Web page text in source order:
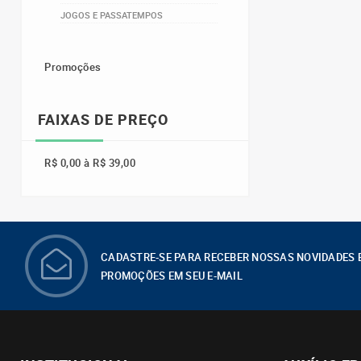
JOGOS E PASSATEMPOS
Promoções
FAIXAS DE PREÇO
R$ 0,00 à R$ 39,00
CADASTRE-SE PARA RECEBER NOSSAS NOVIDADES
PROMOÇÕES EM SEU E-MAIL